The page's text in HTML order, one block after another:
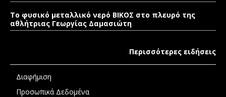
Το φυσικό μεταλλικό νερό ΒΙΚΟΣ στο πλευρό της
αθλήτριας Γεωργίας Δαμασιώτη
Περισσότερες ειδήσεις
Διαφήμιση
Προσωπικά Δεδομένα